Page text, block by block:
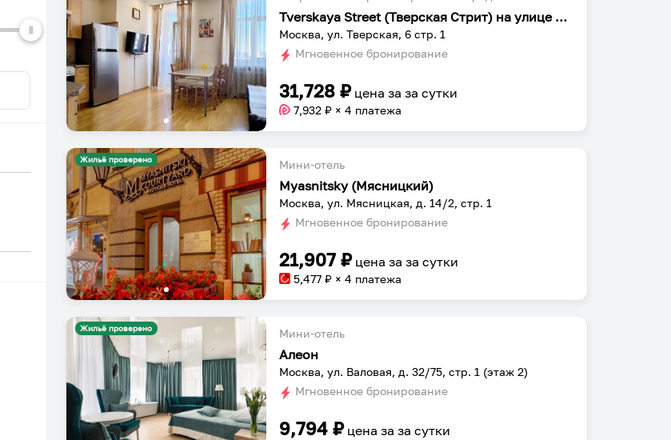
Уникальное
Tverskaya Street (Тверская Стрит) на улице Тверская 6 строение 1
Москва, ул. Тверская, 6 стр. 1
Мгновенное бронирование
31,728 ₽ цена заза сутки
7,932 ₽ × 4 платежа
Жильё проверено Мини-отель
Myasnitsky (Мясницкий)
Москва, ул. Мясницкая, д. 14/2, стр. 1
Мгновенное бронирование
21,907 ₽ цена заза сутки
5,477 ₽ × 4 платежа
Жильё проверено Мини-отель
Алеон
Москва, ул. Валовая, д. 32/75, стр. 1 (этаж 2)
Мгновенное бронирование
9,794 ₽ цена заза сутки